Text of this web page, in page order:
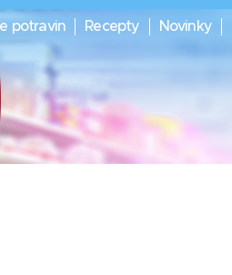
potravin Recepty Novinky